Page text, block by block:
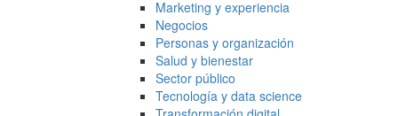
Marketing y experiencia
Negocios
Personas y organización
Salud y bienestar
Sector público
Tecnología y data science